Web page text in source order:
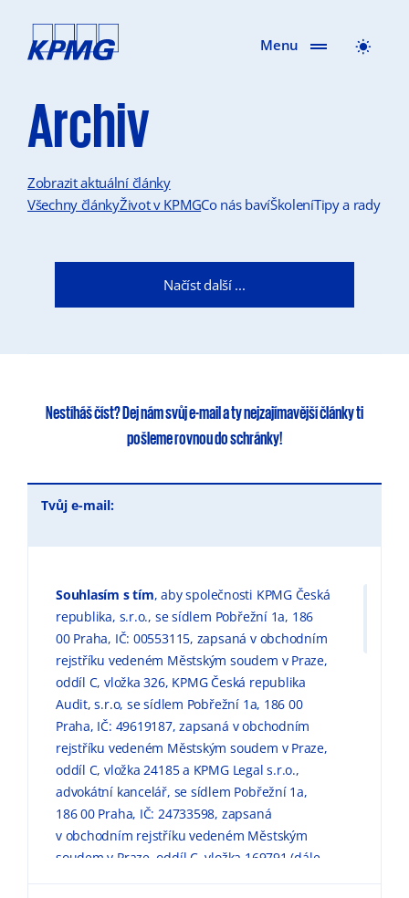
Menu
Archiv
Zobrazit aktuální články
Všechny článkyŽivot v KPMGCo nás bavíŠkoleníTipy a rady
Načíst další ...
Nestíháš číst?Dej nám svůj e-maila tynejzajímavější článkyti
pošleme rovnou do schránky!
Tvůj e-mail:
Souhlasím s tím, aby společnosti KPMG Česká
republika, s.r.o., se sídlem Pobřežní 1a, 186
00 Praha, IČ: 00553115, zapsaná v obchodním
rejstříku vedeném Městským soudem v Praze,
oddíl C, vložka 326, KPMG Česká republika
Audit, s.r.o, se sídlem Pobřežní 1a, 186 00
Praha, IČ: 49619187, zapsaná v obchodním
rejstříku vedeném Městským soudem v Praze,
oddíl C, vložka 24185 a KPMG Legal s.r.o.,
advokátní kancelář, se sídlem Pobřežní 1a,
186 00 Praha, IČ: 24733598, zapsaná
v obchodním rejstříku vedeném Městským
soudem v Praze, oddíl C, vložka 169791 (dále